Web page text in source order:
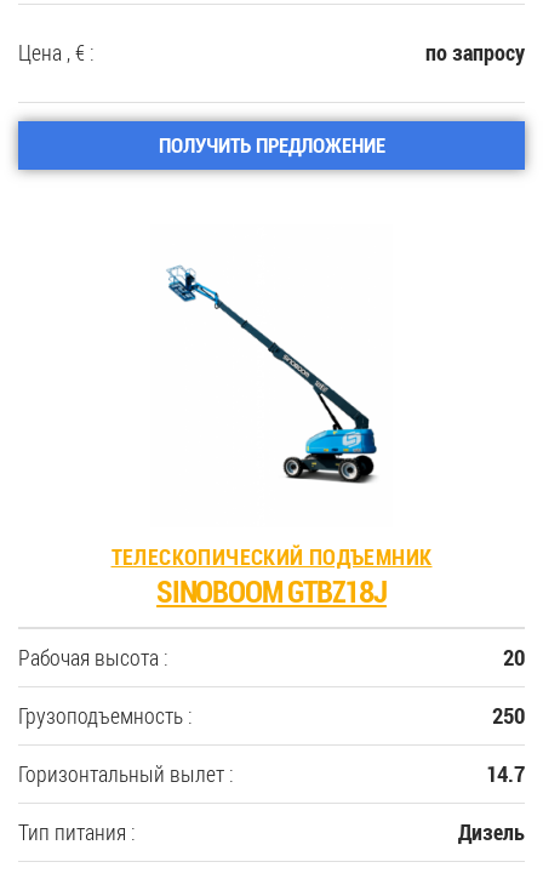
Цена , € : по запросу
ПОЛУЧИТЬ ПРЕДЛОЖЕНИЕ
ТЕЛЕСКОПИЧЕСКИЙ ПОДЪЕМНИК
SINOBOOM GTBZ18J
Рабочая высота : 20
Грузоподъемность : 250
Горизонтальный вылет : 14.7
Тип питания : Дизель